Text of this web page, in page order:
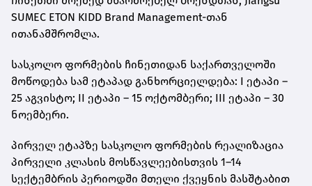
SUMEC ETON KIDD Brand Management-თან
ითანამშრომლა.
სასკოლო ფორმების ჩინეთიდან საქართველოში
მოწოდება სამ ეტაპად განხორციელდება: I ეტაპი –
25 აგვისტო; II ეტაპი – 15 ოქტომბერი; III ეტაპი – 30
ნოემბერი.
პირველ ეტაპზე სასკოლო ფორმების რეალიზაცია
პირველი კლასის მოსწავლეებისთვის 1–14
სექტემბრის პერიოდში მთელი ქვეყნის მასშტაბით